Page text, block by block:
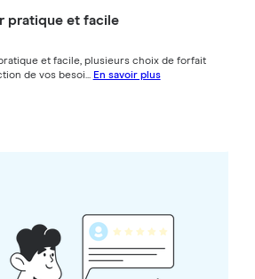
pratique et facile
et facile, plusieurs choix de forfait
de vos besoi... En savoir plus